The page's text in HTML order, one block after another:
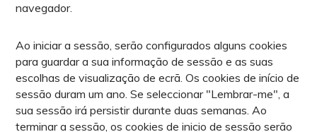
navegador.
Ao iniciar a sessão, serão configurados alguns cookies
para guardar a sua informação de sessão e as suas
escolhas de visualização de ecrã. Os cookies de início de
sessão duram um ano. Se seleccionar "Lembrar-me", a
sua sessão irá persistir durante duas semanas. Ao
terminar a sessão, os cookies de inicio de sessão serão